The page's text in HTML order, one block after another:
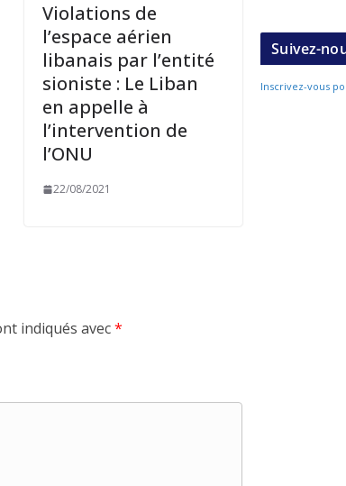
Violations de
l’espace aérien
libanais par l’entité
sioniste : Le Liban
en appelle à
l’intervention de
l’ONU
22/08/2021
indiqués avec*
Suivez-
Inscrivez-vous